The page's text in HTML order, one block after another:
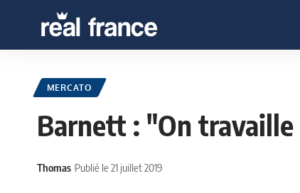
MERCATO
Barnett : "On
Thomas Publié le 21 juillet 2019